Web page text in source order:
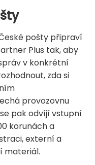
pošty připraví
Plus tak, aby
v konkrétní
zda si
provozovnu
pak odvíjí vstupní
korunách a
externí a
materiál.